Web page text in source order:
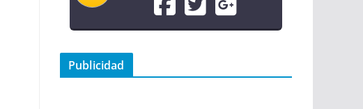
Publicidad